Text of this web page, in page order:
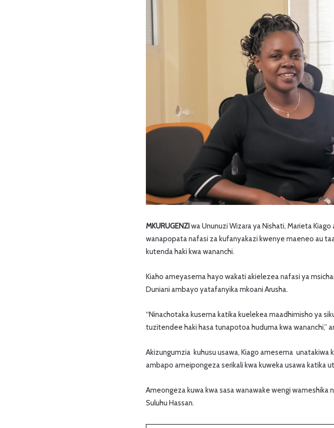
MKURUGENZIwa Ununuzi Wizara ya Nishati, Marieta
wanapopata nafasi za kufanyakazi kwenye maeneo au
kutenda haki kwa wananchi.
Kiaho ameyasema hayo wakati akielezea nafasi ya
Duniani ambayo yatafanyika mkoani Arusha.
“Ninachotaka kusema katika kuelekea maadhimisho ya
tuzitendee haki hasa tunapotoa huduma kwa wananchi,”
Akizungumzia kuhusu usawa, Kiago amesema
ambapo ameipongeza serikali kwa kuweka usawa katika
Ameongeza kuwa kwa sasa wanawake wengi
Suluhu Hassan.